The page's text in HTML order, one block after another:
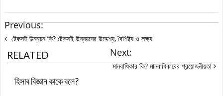
Previous:
টেকসই উন্নয়ন কি? টেকসই উন্নয়নের উদ্দেশ্য, বৈশিষ্ট্য ও লক্ষ্য
Next:
মানবাধিকার কি? মানবাধিকারের প্রয়োজনীয়তা
RELATED
হিসাব বিজ্ঞান কাকে বলে?